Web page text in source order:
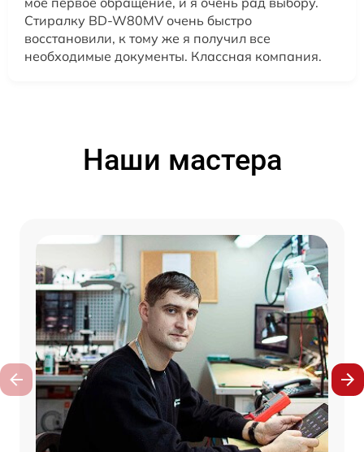
Стиралку BD-W80MV очень быстро
восстановили, к тому же я получил все
необходимые документы. Классная компания.
Наши мастера